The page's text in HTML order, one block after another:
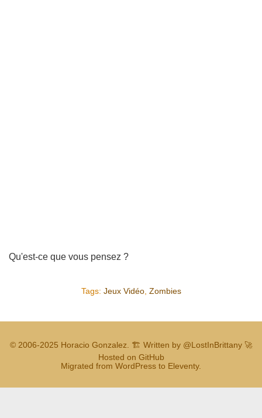
Qu'est-ce que vous pensez ?
Tags: Jeux Vidéo, Zombies
© 2006-2025 Horacio Gonzalez 🏗️ Written by @LostInBrittany🚀
Hosted on GitHub
Migrated from WordPress to Eleventy.